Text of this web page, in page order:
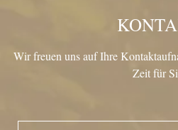
Wir freuen uns auf Ihre
Zeit für